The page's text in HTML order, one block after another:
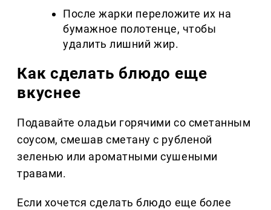
После жарки переложите их на
бумажное полотенце, чтобы
удалить лишний жир.
Как сделать блюдо еще
вкуснее
Подавайте оладьи горячими со сметанным
соусом, смешав сметану с рубленой
зеленью или ароматными сушеными
травами.
Если хочется сделать блюдо еще более